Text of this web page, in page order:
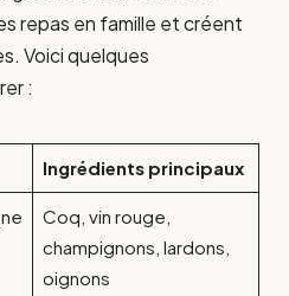
repas en famille et créent
Voici quelques
:
Ingrédients principaux
Coq, vin rouge,
champignons, lardons,
oignons